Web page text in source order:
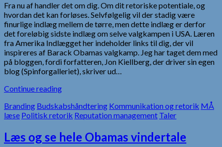
Fra nu af handler det om dig. Om dit retoriske potentiale, og
hvordan det kan forløses. Selvfølgelig vil der stadig være
finurlige indlæg mellem de tørre, men dette indlæg er derfor
det foreløbig sidste indlæg om selve valgkampen i USA. Læren
fra Amerika Indlægget her indeholder links til dig, der vil
inspireres af Barack Obamas valgkamp. Jeg har taget dem med
på bloggen, fordi forfatteren, Jon Kiellberg, der driver sin egen
blog (Spinforgalleriet), skriver ud…
Continue reading
Branding Budskabshåndtering Kommunikation og retorik MÅ
læse Politisk retorik Reputation management Taler
Læs og se hele Obamas vindertale